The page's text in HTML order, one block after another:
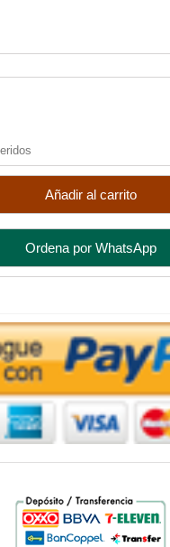
Añadir al carrito
Ordena por WhatsApp